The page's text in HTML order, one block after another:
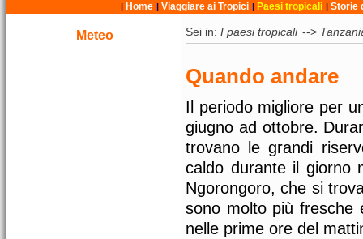
| Home | Viaggiare ai Tropici | Paesi tropicali | Storie
Meteo Sei in: I paesi tropicali -->
Quando andare
Il periodo migliore per
giugno ad ottobre.
trovano le grandi
caldo durante il giorno
Ngorongoro, che si
sono molto più fresche
nelle prime ore del